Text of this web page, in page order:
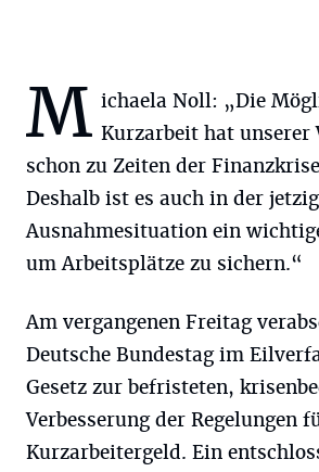
M ichaela Noll: „Die
Kurzarbeit hat
schon zu Zeiten der
Deshalb ist es auch in der
Ausnahmesituation ein
um Arbeitsplätze zu sichern.“
Am vergangenen Freitag
Deutsche Bundestag im
Gesetz zur befristeten,
Verbesserung der Regelungen
Kurzarbeitergeld. Ein